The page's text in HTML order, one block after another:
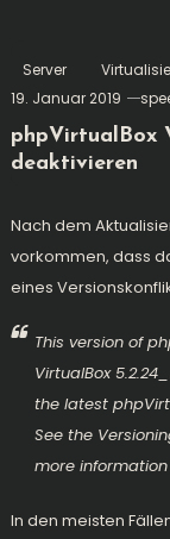
Server
19. Januar 2019
phpVirtualBox
deaktivieren
Nach dem
vorkommen, dass
eines
This version of
VirtualBox
the latest
See the
more information
In den meisten